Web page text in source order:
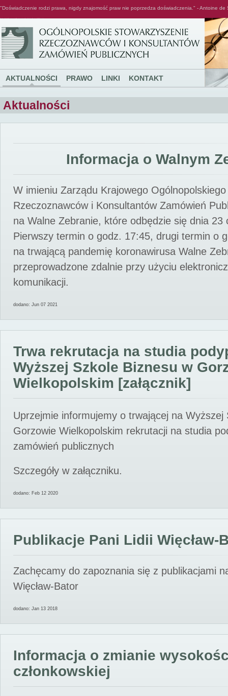
"Doświadczenie rodzi prawa, nigdy znajomość praw nie poprzedza doświadczenia." - Antoine de
AKTUALNOŚCI PRAWO LINKI KONTAKT
Aktualności
Informacja o Walnym
W imieniu Zarządu Krajowego
Rzeczoznawców i Konsultantów Zamówień
na Walne Zebranie, które odbędzie się dnia 23
Pierwszy termin o godz. 17:45, drugi termin o
na trwającą pandemię koronawirusa Walne
przeprowadzone zdalnie przy użyciu
komunikacji.
dodano: Jun 07 2021
Trwa rekrutacja na studia
Wyższej Szkole Biznesu w
Wielkopolskim [załącznik]
Uprzejmie informujemy o trwającej na Wyższej
Gorzowie Wielkopolskim rekrutacji na studia
zamówień publicznych
Szczegóły w załączniku.
dodano: Feb 12 2020
Publikacje Pani Lidii Więcław-
Zachęcamy do zapoznania się z publikacjami
Więcław-Bator
dodano: Jan 13 2018
Informacja o zmianie
członkowskiej